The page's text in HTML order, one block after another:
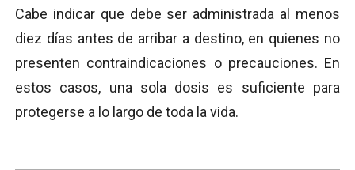
Cabe indicar que debe ser administrada al menos
diez días antes de arribar a destino, en quienes no
presenten contraindicaciones o precauciones. En
estos casos, una sola dosis es suficiente para
protegerse a lo largo de toda la vida.